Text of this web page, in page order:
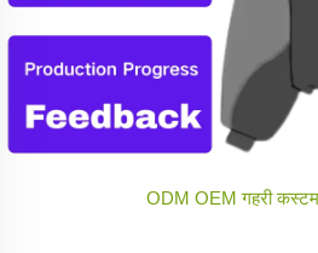
ODM OEM गहरी